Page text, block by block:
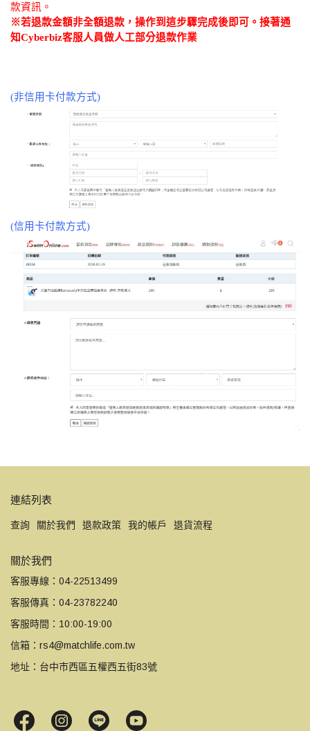
款資訊。
※若退款金額非全額退款，操作到這步驟完成後即可。接著通
知Cyberbiz客服人員做人工部分退款作業
(非信用卡付款方式)
(信用卡付款方式)
連結列表
查詢 關於我們 退款政策 我的帳戶 退貨流程
關於我們
客服專線：04-22513499
客服傳真：04-23782240
客服時間：10:00-19:00
信箱：rs4@matchlife.com.tw
地址：台中市西區五權西五街83號